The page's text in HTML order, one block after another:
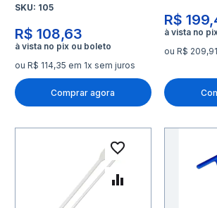
SKU: 105
R$ 108,63
ou R$ 114,35 em 1x sem juros
Comprar agora
R$
ou R$
Adicionar à
Adicionar